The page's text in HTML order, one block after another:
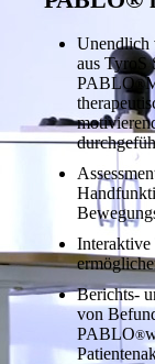
Unendlich
aus TyroS
PABLO®
Interaktive
Berichts-
von
PABLO®